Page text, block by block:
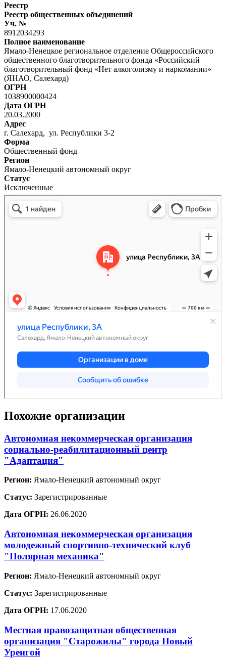
Реестр
Реестр общественных объединений
Уч. №
8912034293
Полное наименование
Ямало-Ненецкое региональное отделение Общероссийского
общественного благотворительного фонда «Российский
благотворительный фонд «Нет алкоголизму и наркомании»
(ЯНАО, Салехард)
ОГРН
1038900000424
Дата ОГРН
20.03.2000
Адрес
г. Салехард, ул. Республики 3-2
Форма
Общественный фонд
Регион
Ямало-Ненецкий автономный округ
Статус
Исключенные
Похожие организации
Автономная некоммерческая организация
социально-реабилитационный центр
"Адаптация"
Регион: Ямало-Ненецкий автономный округ
Статус: Зарегистрированные
Дата ОГРН: 26.06.2020
Автономная некоммерческая организация
молодежный спортивно-технический клуб
"Полярная механика"
Регион: Ямало-Ненецкий автономный округ
Статус: Зарегистрированные
Дата ОГРН: 17.06.2020
Местная правозащитная общественная
организация "Старожилы" города Новый
Уренгой